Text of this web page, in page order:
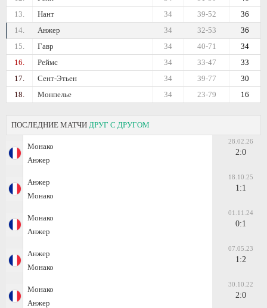
13.
Нант 36
39-52
34
14.
Анжер 36
32-53
34
15.
Гавр 34
40-71
34
16.
Реймс 33
33-47
34
17.
Сент-Этьен 30
39-77
34
18.
Монпелье 16
23-79
34
ПОСЛЕДНИЕ МАТЧИ ДРУГ С ДРУГОМ
Монако
Анжер
28.02.26
2:0
Анжер
Монако
18.10.25
1:1
Монако
Анжер
01.11.24
0:1
Анжер
Монако
07.05.23
1:2
Монако
Анжер
30.10.22
2:0